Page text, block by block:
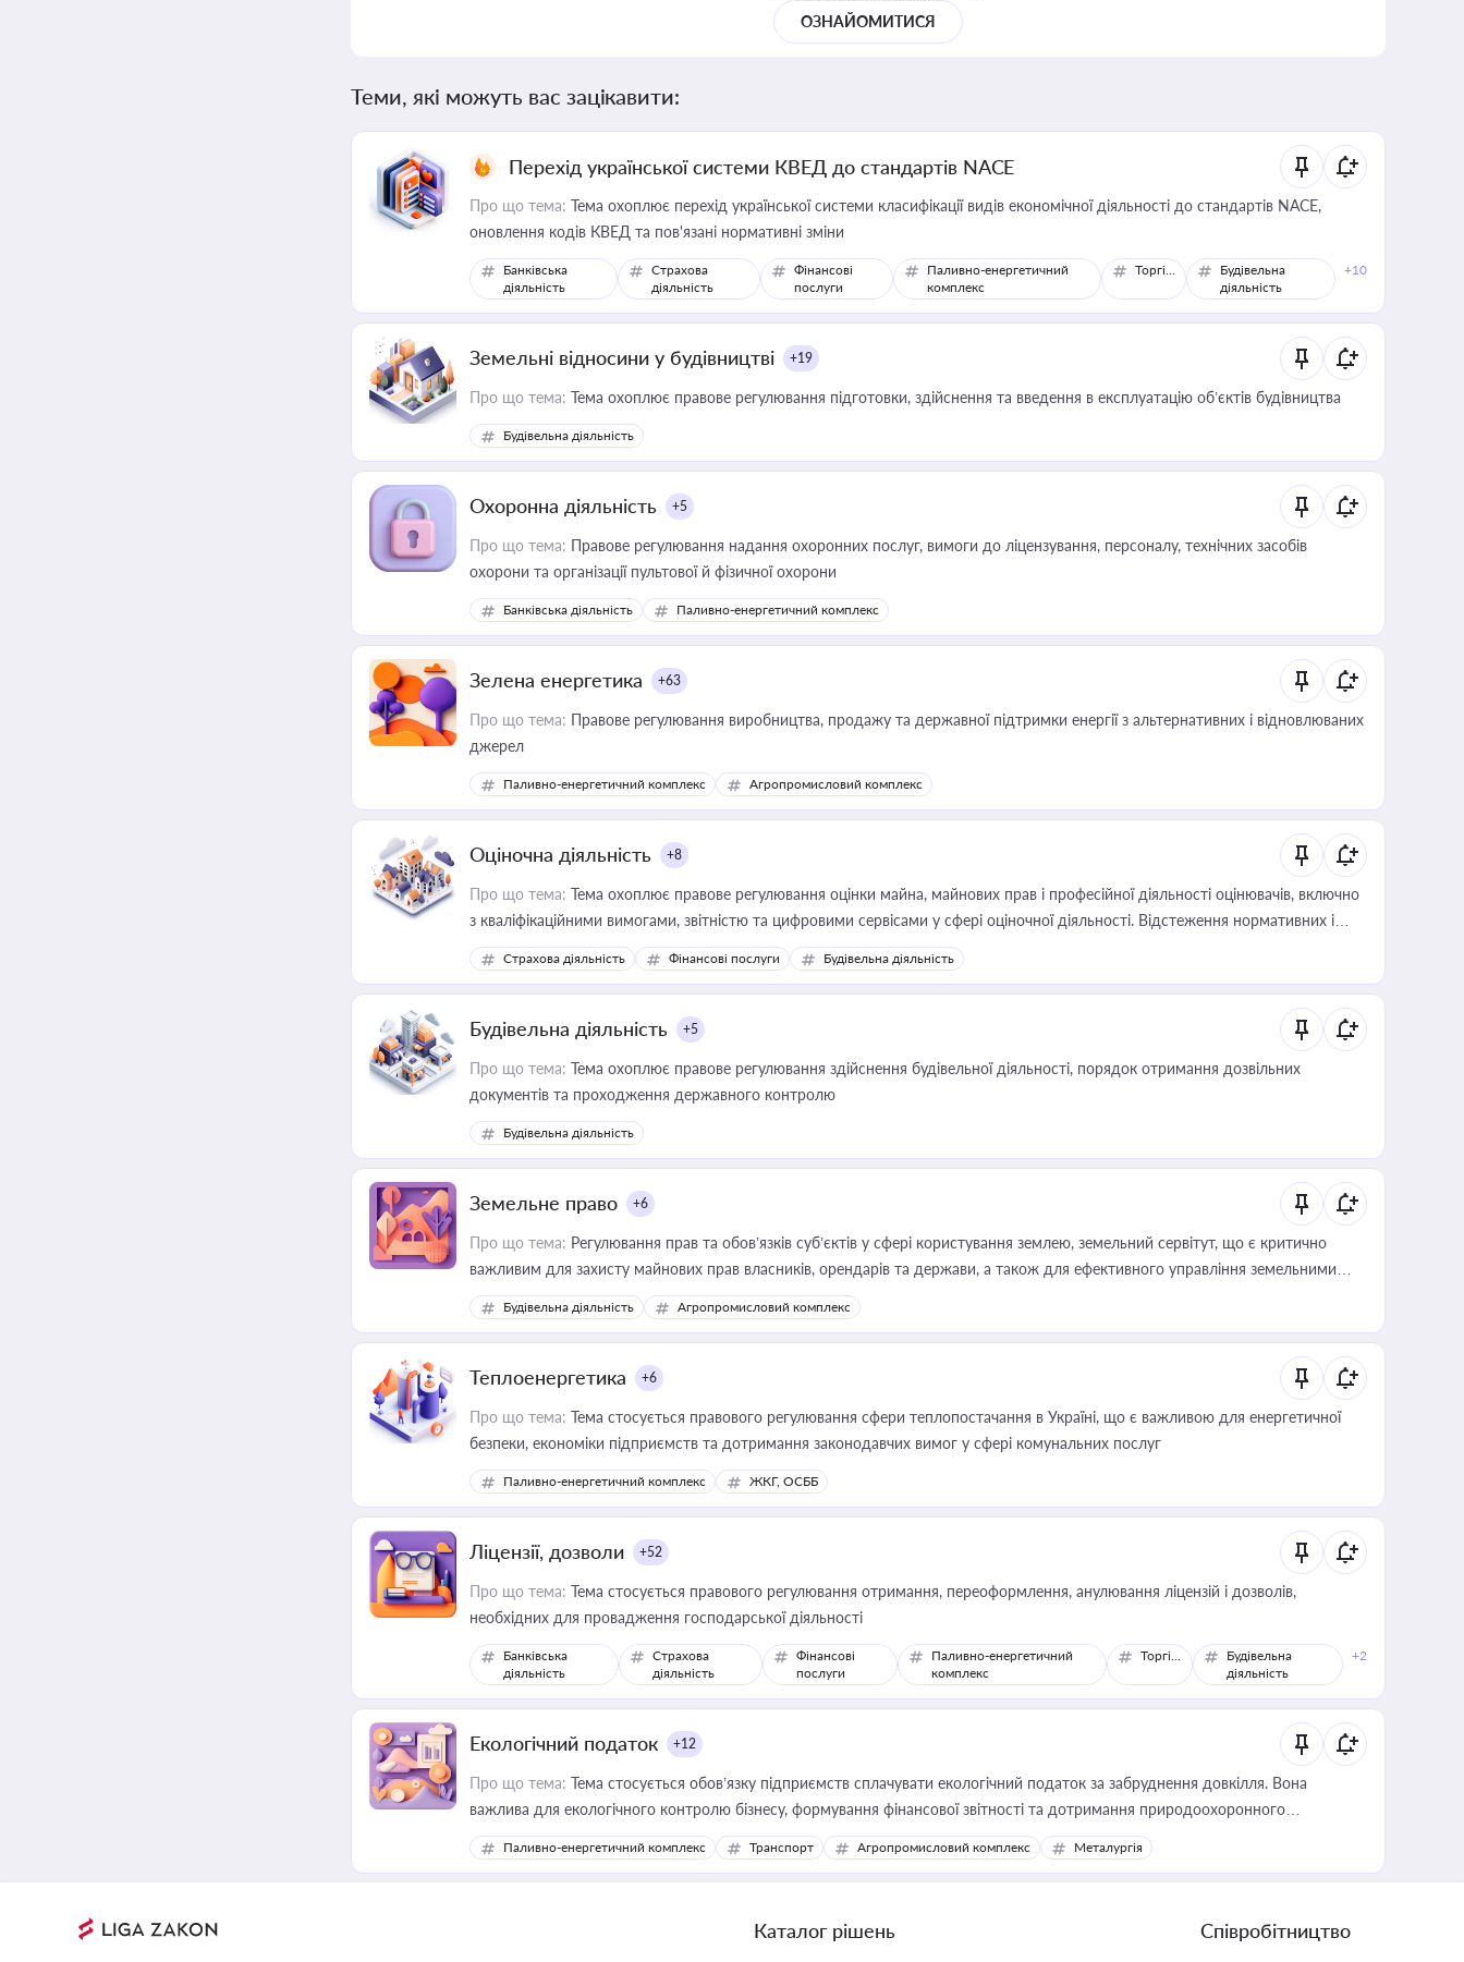
ОЗНАЙОМИТИСЯ
Теми, які можуть вас зацікавити:
Перехід української системи КВЕД до стандартів NACE
Про що тема: Тема охоплює перехід української системи класифікації видів економічної діяльності до стандартів NACE,
оновлення кодів КВЕД та пов'язані нормативні зміни
Банківська
діяльність
Страхова
діяльність
Фінансові
послуги
Паливно-енергетичний
комплекс
Торгівля
Будівельна
діяльність
+10
Земельні відносини у будівництві +19
Про що тема: Тема охоплює правове регулювання підготовки, здійснення та введення в експлуатацію об’єктів будівництва
Будівельна діяльність
Охоронна діяльність +5
Про що тема: Правове регулювання надання охоронних послуг, вимоги до ліцензування, персоналу, технічних засобів
охорони та організації пультової й фізичної охорони
Банківська діяльність Паливно-енергетичний комплекс
Зелена енергетика +63
Про що тема: Правове регулювання виробництва, продажу та державної підтримки енергії з альтернативних і відновлюваних
джерел
Паливно-енергетичний комплекс Агропромисловий комплекс
Оціночна діяльність +8
Про що тема: Тема охоплює правове регулювання оцінки майна, майнових прав і професійної діяльності оцінювачів, включно
з кваліфікаційними вимогами, звітністю та цифровими сервісами у сфері оціночної діяльності. Відстеження нормативних і
медійних змін у цій сфері корисне для власника бізнесу, керівника, юриста або бухгалтера під час оподаткування,
приватизації, оренди державного майна, корпоративних угод і перевірки статусу суб'єктів оціночної діяльності
Страхова діяльність Фінансові послуги Будівельна діяльність
Будівельна діяльність +5
Про що тема: Тема охоплює правове регулювання здійснення будівельної діяльності, порядок отримання дозвільних
документів та проходження державного контролю
Будівельна діяльність
Земельне право +6
Про що тема: Регулювання прав та обов’язків суб’єктів у сфері користування землею, земельний сервітут, що є критично
важливим для захисту майнових прав власників, орендарів та держави, а також для ефективного управління земельними
ресурсами
Будівельна діяльність Агропромисловий комплекс
Теплоенергетика +6
Про що тема: Тема стосується правового регулювання сфери теплопостачання в Україні, що є важливою для енергетичної
безпеки, економіки підприємств та дотримання законодавчих вимог у сфері комунальних послуг
Паливно-енергетичний комплекс ЖКГ, ОСББ
Ліцензії, дозволи +52
Про що тема: Тема стосується правового регулювання отримання, переоформлення, анулювання ліцензій і дозволів,
необхідних для провадження господарської діяльності
Банківська
діяльність
Страхова
діяльність
Фінансові
послуги
Паливно-енергетичний
комплекс
Торгівля
Будівельна
діяльність
+2
Екологічний податок +12
Про що тема: Тема стосується обов’язку підприємств сплачувати екологічний податок за забруднення довкілля. Вона
важлива для екологічного контролю бізнесу, формування фінансової звітності та дотримання природоохоронного
законодавства
Паливно-енергетичний комплекс Транспорт Агропромисловий комплекс Металургія
Каталог рішень Співробітництво